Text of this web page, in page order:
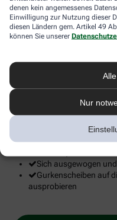
denen kein angemessenes
Einwilligung zur Nutzung dieser
diesen Ländern gem. Artikel 49
können Sie unserer
Nur
jetzt auch wie Sterne …
Das macht müde
Auf ausreichend
Stress einlegen
Mit dem Rauchen
Augenlider öfter
Sich ausgewogen
Gurkenscheiben auf
ausprobieren